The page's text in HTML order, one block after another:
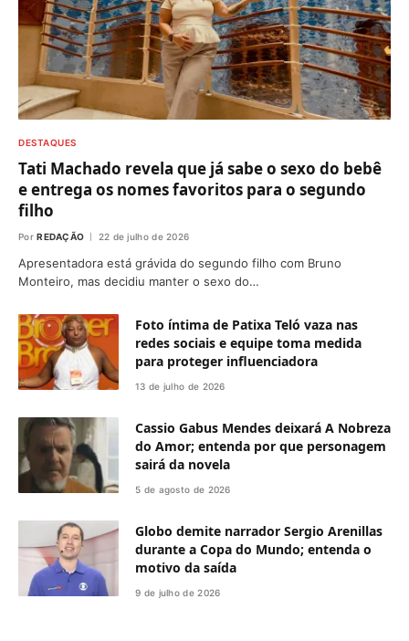
DESTAQUES
Tati Machado revela que já sabe o sexo do bebê
e entrega os nomes favoritos para o segundo
filho
Por REDAÇÃO 22 de julho de 2026
Apresentadora está grávida do segundo filho com Bruno
Monteiro, mas decidiu manter o sexo do…
Foto íntima de Patixa Teló vaza nas
redes sociais e equipe toma medida
para proteger influenciadora
13 de julho de 2026
Cassio Gabus Mendes deixará A Nobreza
do Amor; entenda por que personagem
sairá da novela
5 de agosto de 2026
Globo demite narrador Sergio Arenillas
durante a Copa do Mundo; entenda o
motivo da saída
9 de julho de 2026